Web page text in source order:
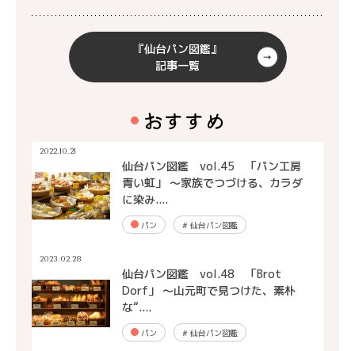
『仙台パン図鑑』
記事一覧
おすすめ
2022.10.21
仙台パン図鑑 vol.45 「パン工房
青い虹」 ～家族でつづける、カラダ
に染み....
パン #仙台パン図鑑
2023.02.28
仙台パン図鑑 vol.48 「Brot
Dorf」 ～山元町で見つけた、素朴
な“....
パン #仙台パン図鑑